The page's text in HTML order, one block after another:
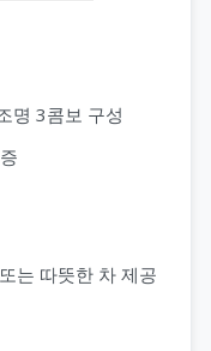
명 3콤보 구성
는 따뜻한 차 제공